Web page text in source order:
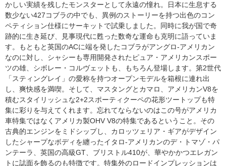
かしい実績を残したモンスターとして永遠の憧れ。日本に生息する
数少ない427コブラの中でも、異例のストーリーを持つ出色のコン
ペティション仕様にサーキットで試乗しました。同時に我が国で奇
跡的に生き延び、見事現代に甦った数奇な運命も克明に語っていま
す。もともと英国のACに端を発したコブラがアングロ-アメリカン
なのに対し、シャシーも専用開発されたピュア・アメリカンスポー
ツの雄、シボレー・コルヴェットも、もちろん登場します。第2世代
「スティングレイ」の愛称を持つオープンモデルを箱根に連れ出
し、爽快感を満喫。そして、マスタングとカマロ、アメリカンV8を
積むスタイリッシュな2+2スポーティクーペの花形ツートップも特
集に彩りを与えてくれます。忘れてならないのはこの号がアメリカ
車特集ではなくアメリカ製OHV V8の特集であるということ。その
古典的エンジンをミドシップし、カロッツェリア・ギアがデザイン
したシャープなボディを纏ったイタロ-アメリカンのデ・トマゾ・パ
ンテーラ、英国の高級GT、ブリストル410が、華やかかつエレガン
トに誌面を飾るのも特徴です。特集外のロードインプレッションは